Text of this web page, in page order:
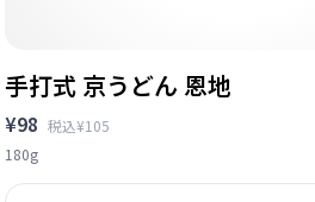
手打式 京うどん 恩地
¥98 税込¥105
180g